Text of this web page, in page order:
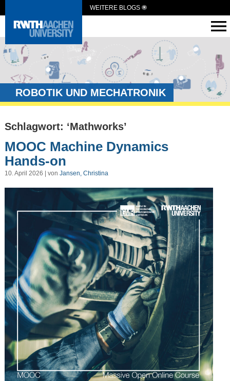
WEITERE BLOGS
ROBOTIK UND MECHATRONIK
Schlagwort: ‘Mathworks’
MOOC Machine Dynamics
Hands-on
10. April 2026 | von Jansen, Christina